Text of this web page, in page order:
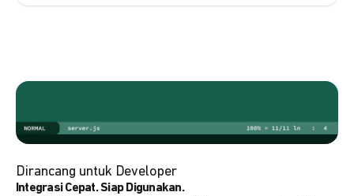
Dirancang untuk Developer
Integrasi Cepat. Siap Digunakan.